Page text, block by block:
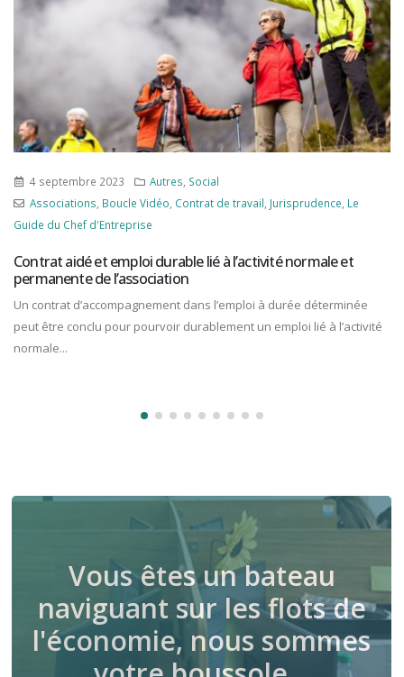
4 septembre 2023 Autres Social
Associations Boucle Vidéo Contrat de travail Jurisprudence Le
Guide du Chef d'Entreprise
Contrat aidé et emploi durable lié à l’activité normale et
permanente de l’association
Un contrat d’accompagnement dans l’emploi à durée déterminée
peut être conclu pour pourvoir durablement un emploi lié à l’activité
normale...
Vous êtes un bateau
naviguant sur les flots de
l'économie, nous sommes